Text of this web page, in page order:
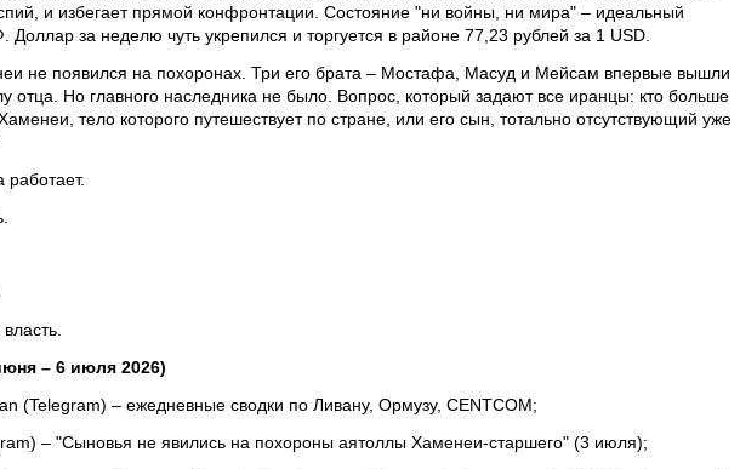
и избегает прямой конфронтации. Состояние "ни войны, ни мира" – идеальный
за неделю чуть укрепился и торгуется в районе 77,23 рублей за 1 USD.
не появился на похоронах. Три его брата – Мостафа, Масуд и Мейсам впервые вышли
отца. Но главного наследника не было. Вопрос, который задают все иранцы: кто больше
тело которого путешествует по стране, или его сын, тотально отсутствующий уже
работает.
– 6 июля 2026)
(Telegram) – ежедневные сводки по Ливану, Ормузу, CENTCOM;
– "Сыновья не явились на похороны аятоллы Хаменеи-старшего" (3 июля);